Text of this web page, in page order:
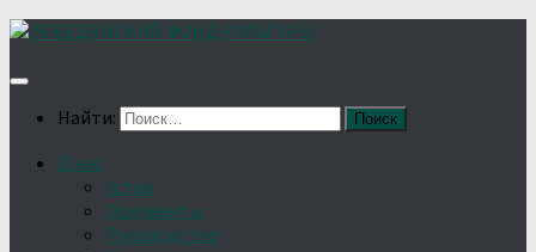
Найти:
О нас
Устав
Документы
Руководство